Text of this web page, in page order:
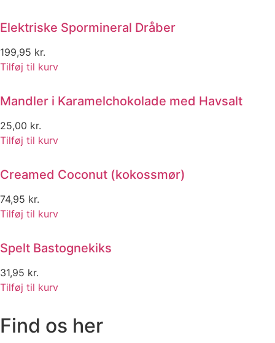
Elektriske Spormineral Dråber
199,95 kr.
Tilføj til kurv
Mandler i Karamelchokolade med Havsalt
25,00 kr.
Tilføj til kurv
Creamed Coconut (kokossmør)
74,95 kr.
Tilføj til kurv
Spelt Bastognekiks
31,95 kr.
Tilføj til kurv
Find os her